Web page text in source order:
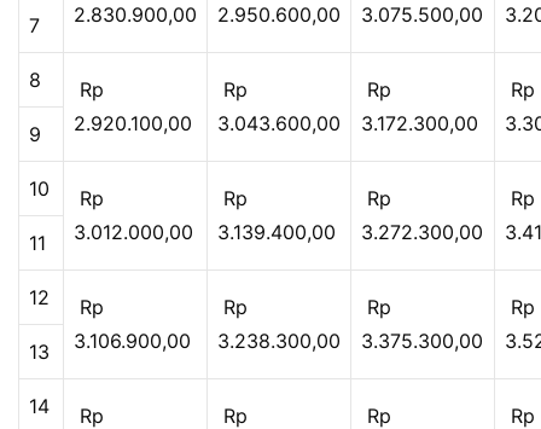
2.830.900,00
2.950.600,00
3.075.500,00
7
8
Rp
2.920.100,00
Rp
3.043.600,00
Rp
3.172.300,00
Rp
9
10
Rp
3.012.000,00
Rp
3.139.400,00
Rp
3.272.300,00
Rp
11
12
Rp
3.106.900,00
Rp
3.238.300,00
Rp
3.375.300,00
Rp
13
14
Rp
Rp
Rp
Rp